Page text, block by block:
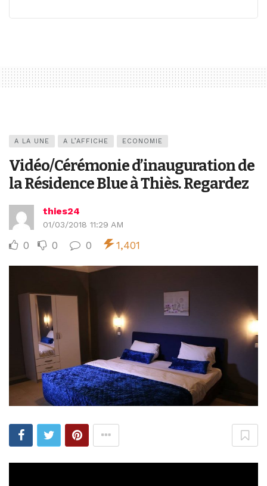
A LA UNE A L’AFFICHE ECONOMIE
Vidéo/Cérémonie d’inauguration de
la Résidence Blue à Thiès. Regardez
thies24
01/03/2018 11:29 AM
0 0 0 1,401